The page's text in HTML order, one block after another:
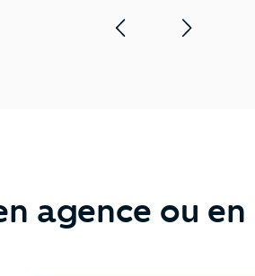
agence ou